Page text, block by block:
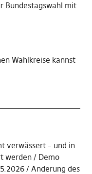
Bundestagswahl mit
Wahlkreise kannst
verwässert – und in
werden
Demo
Änderung des